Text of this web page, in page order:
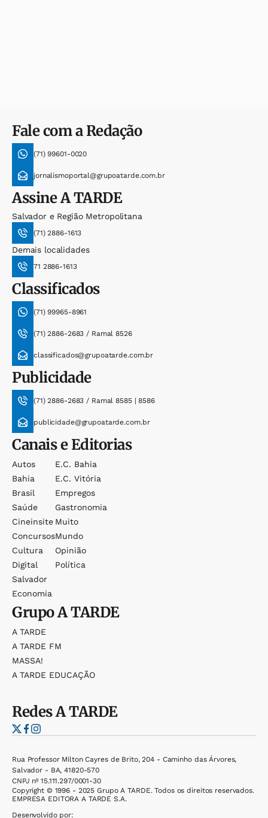
Fale com a Redação
(71) 99601-0020
jornalismoportal@grupoatarde.com.br
AssineA TARDE
Salvador e Região Metropolitana
(71) 2886-1613
Demais localidades
71 2886-1613
Classificados
(71) 99965-8961
(71) 2886-2683 / Ramal 8526
classificados@grupoatarde.com.br
Publicidade
(71) 2886-2683 / Ramal 8585 | 8586
publicidade@grupoatarde.com.br
Canais e Editorias
Autos
Bahia
Brasil
Saúde
Cineinsite
Concursos
Cultura
Digital
Salvador
Economia
E.c. Bahia
E.c. Vitória
Empregos
Gastronomia
Muito
Mundo
Opinião
Política
GrupoA TARDE
A TARDE
A TARDE FM
MASSA!
A TARDE EDUCAÇÃO
RedesA TARDE
Rua Professor Milton Cayres de Brito, 204 - Caminho das Árvores,
Salvador - BA, 41820-570
CNPJ nº 15.111.297/0001-30
Copyright © 1996 - 2025 Grupo A TARDE. Todos os direitos reservados.
EMPRESA EDITORA A TARDE S.A.
Desenvolvido por: